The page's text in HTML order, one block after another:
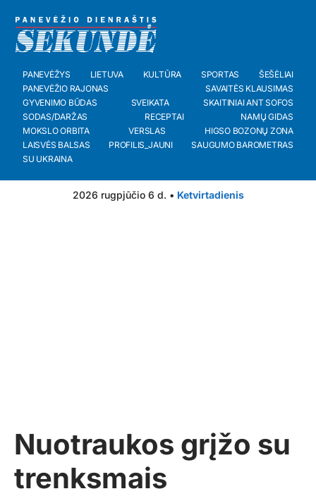
PANEVĖŽYS LIETUVA KULTŪRA SPORTAS
ŠEŠĖLIAI
PANEVĖŽIO RAJONAS
SAVAITĖS KLAUSIMAS
GYVENIMO BŪDAS
SVEIKATA
SKAITINIAI ANT SOFOS
SODAS/DARŽAS
RECEPTAI
NAMŲ GIDAS
MOKSLO ORBITA
VERSLAS
HIGSO BOZONŲ ZONA
LAISVĖS BALSAS
PROFILIS_JAUNI
SAUGUMO BAROMETRAS
SU UKRAINA
2026 rugpjūčio 6 d. • Ketvirtadienis
Nuotraukos grįžo su
trenksmais